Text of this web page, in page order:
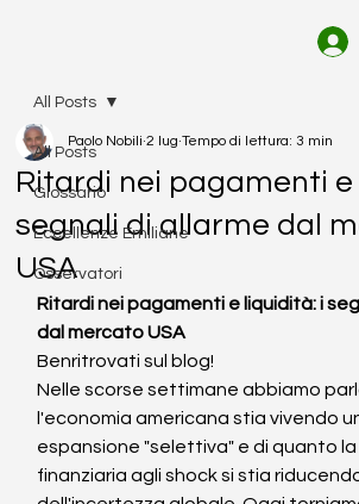
All Posts
Glossario
Eccellenze Emiliane
Osservatori
All Posts
Ritardi nei pagamenti e
segnali di allarme dal
USA
Paolo Nobili 2 lug Tempo di lettura: 3 min
Ritardi nei pagamenti e liquidità: i
dal mercato USA
Benritrovati sul blog!
Nelle scorse settimane abbiamo
l'economia americana stia vivendo
espansione "selettiva" e di quanto
finanziaria agli shock si stia